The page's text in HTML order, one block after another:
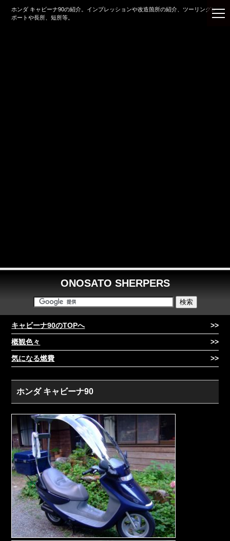
ホンダ キャビーナ90の紹介。インプレッションや改造箇所の紹介、ツーリングレ
ポートや長所、短所等。
ONOSATO SHERPERS
キャビーナ90のTOPへ
概観色々
気になる燃費
ホンダ キャビーナ90